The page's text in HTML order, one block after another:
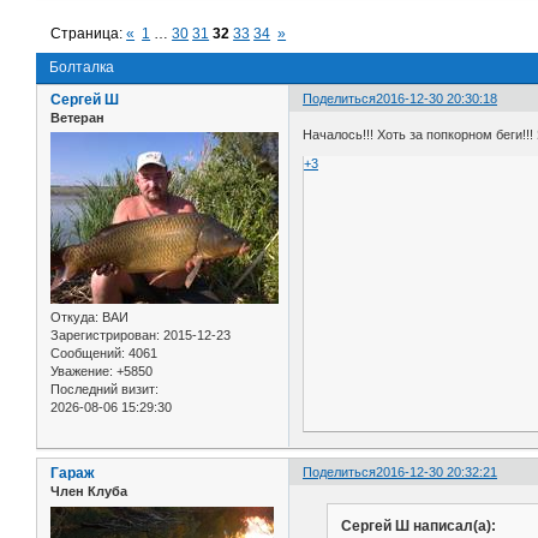
Болталка
Страница:« 1 … 30 31 32 33 34 »
Поделиться2016-12-30 20:30:18
Сергей Ш
Ветеран
Откуда: ВАИ
Зарегистрирован: 2015-12-23
Сообщений: 4061
Уважение: +5850
Последний визит:
2026-08-06 15:29:30
Началось!!! Хоть за попкорном
+3
Поделиться2016-12-30 20:32:21
Гараж
Член Клуба
Сергей Ш написал(а):